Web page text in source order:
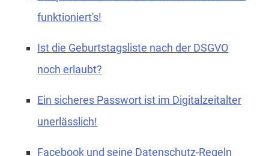
funktioniert's!
Ist die Geburtstagsliste nach der DSGVO
noch erlaubt?
Ein sicheres Passwort ist im Digitalzeitalter
unerlässlich!
Facebook und seine Datenschutz-Regeln